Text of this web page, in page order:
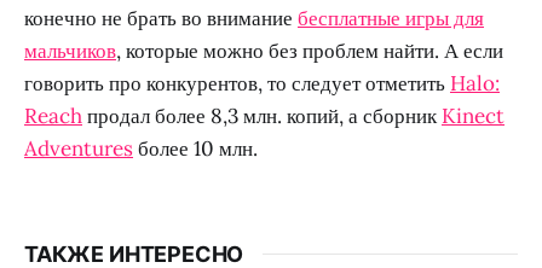
конечно не брать во внимание бесплатные игры для
мальчиков, которые можно без проблем найти. А если
говорить про конкурентов, то следует отметить Halo:
Reachпродал более 8,3 млн. копий, а сборникKinect
Adventuresболее 10 млн.
ТАКЖЕ ИНТЕРЕСНО